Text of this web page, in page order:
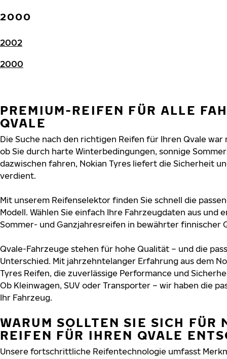
2000
2002
2000
PREMIUM-REIFEN FÜR ALLE
QVALE
Die Suche nach den richtigen Reifen für Ihren Qvale war
ob Sie durch harte Winterbedingungen, sonnige
dazwischen fahren, Nokian Tyres liefert die Sicherheit
verdient.
Mit unserem Reifenselektor finden Sie schnell die
Modell. Wählen Sie einfach Ihre Fahrzeugdaten aus und
Sommer- und Ganzjahresreifen in bewährter finnischer
Qvale-Fahrzeuge stehen für hohe Qualität – und die
Unterschied. Mit jahrzehntelanger Erfahrung aus dem
Tyres Reifen, die zuverlässige Performance und
Ob Kleinwagen, SUV oder Transporter – wir haben die
Ihr Fahrzeug.
WARUM SOLLTEN SIE SICH FÜR
REIFEN FÜR IHREN QVALE
Unsere fortschrittliche Reifentechnologie umfasst